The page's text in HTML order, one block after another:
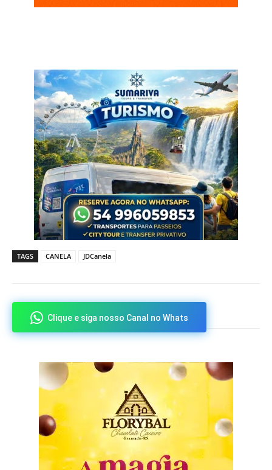
TAGS CANELA JDCanela
Clique e siga nosso Canal no Whats